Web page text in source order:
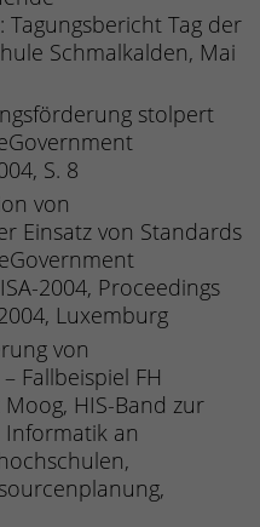
Tag der
Schmalkalden, Mai
stolpert
S. 8
von
Einsatz von Standards
2004, Proceedings
Luxemburg
von
Fallbeispiel FH
HIS-Band zur
Informatik an